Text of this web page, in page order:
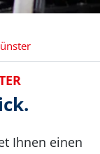
Ihnen einen